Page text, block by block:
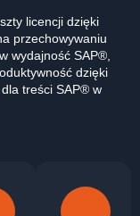
licencji dzięki
przechowywaniu
wydajność SAP®,
dzięki
treści SAP® w